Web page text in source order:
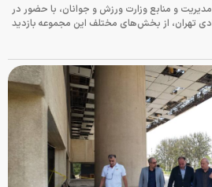
و منابع وزارت ورزش و جوانان، با حضور در
تهران، از بخش‌های مختلف این مجموعه بازدید